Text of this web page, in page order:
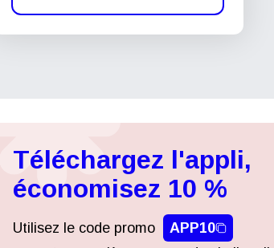
Téléchargez l'appli,
économisez 10 %
Utilisez le code promo
APP10